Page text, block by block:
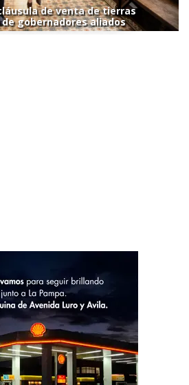
de venta de tierras
gobernadores aliados